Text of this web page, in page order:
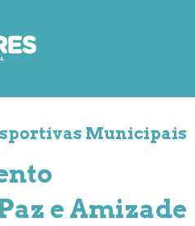
Municipais
e Amizade